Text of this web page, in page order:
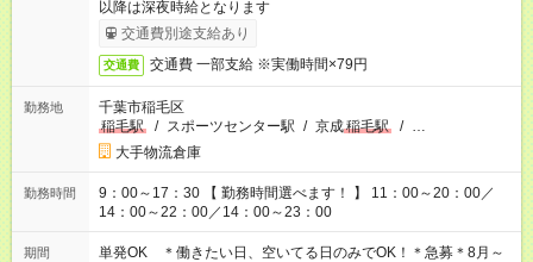
以降は深夜時給となります
交通費別途支給あり
交通費 交通費 一部支給 ※実働時間×79円
勤務地
千葉市稲毛区
稲毛駅
/ スポーツセンター駅 / 京成稲毛駅 / …
大手物流倉庫
勤務時間
9：00～17：30 【 勤務時間選べます！ 】 11：00～20：00／
14：00～22：00／14：00～23：00
期間
単発OK ＊働きたい日、空いてる日のみでOK！＊急募＊8月～